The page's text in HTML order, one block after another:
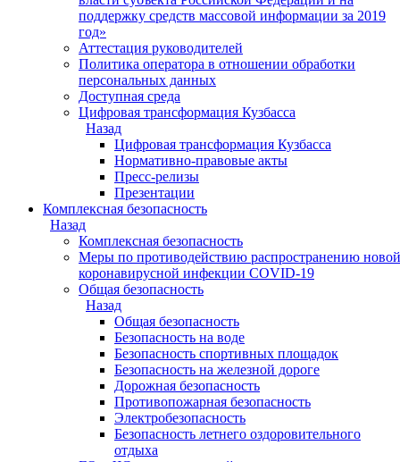
поддержку средств массовой информации за 2019
год»
Аттестация руководителей
Политика оператора в отношении обработки
персональных данных
Доступная среда
Цифровая трансформация Кузбасса
Назад
Цифровая трансформация Кузбасса
Нормативно-правовые акты
Пресс-релизы
Презентации
Комплексная безопасность
Назад
Комплексная безопасность
Меры по противодействию распространению новой
коронавирусной инфекции COVID-19
Общая безопасность
Назад
Общая безопасность
Безопасность на воде
Безопасность спортивных площадок
Безопасность на железной дороге
Дорожная безопасность
Противопожарная безопасность
Электробезопасность
Безопасность летнего оздоровительного
отдыха